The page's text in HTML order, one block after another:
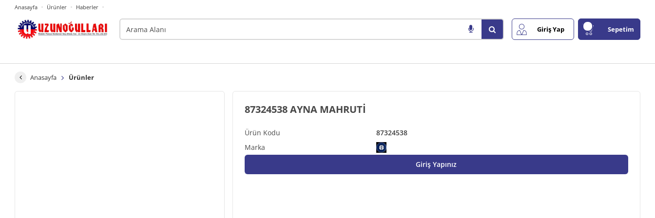
Anasayfa Ürünler Haberler
Giriş Yap Sepetim
Anasayfa Ürünler
87324538
87324538 AYNA MAHRUTİ
Giriş Yapınız